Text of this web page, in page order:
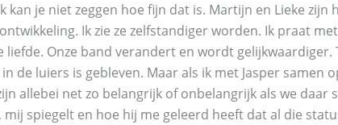
kan je niet zeggen hoe fijn dat is. Martijn en Lieke
Ik zie ze zelfstandiger worden. Ik praat
liefde. Onze band verandert en wordt gelijkwaardiger.
de luiers is gebleven. Maar als ik met Jasper samen
allebei net zo belangrijk of onbelangrijk als we daar
mij spiegelt en hoe hij me geleerd heeft dat al die